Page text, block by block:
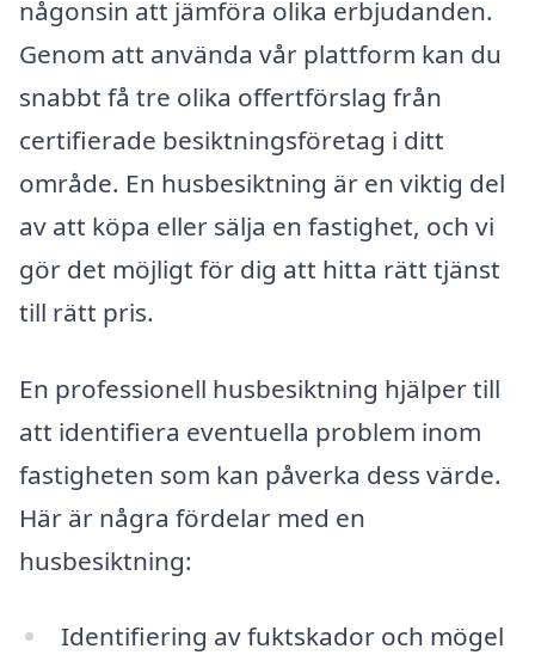
någonsin att jämföra olika erbjudanden.
Genom att använda vår plattform kan du
snabbt få tre olika offertförslag från
certifierade besiktningsföretag i ditt
område. En husbesiktning är en viktig del
av att köpa eller sälja en fastighet, och vi
gör det möjligt för dig att hitta rätt tjänst
till rätt pris.
En professionell husbesiktning hjälper till
att identifiera eventuella problem inom
fastigheten som kan påverka dess värde.
Här är några fördelar med en
husbesiktning:
Identifiering av fuktskador och mögel